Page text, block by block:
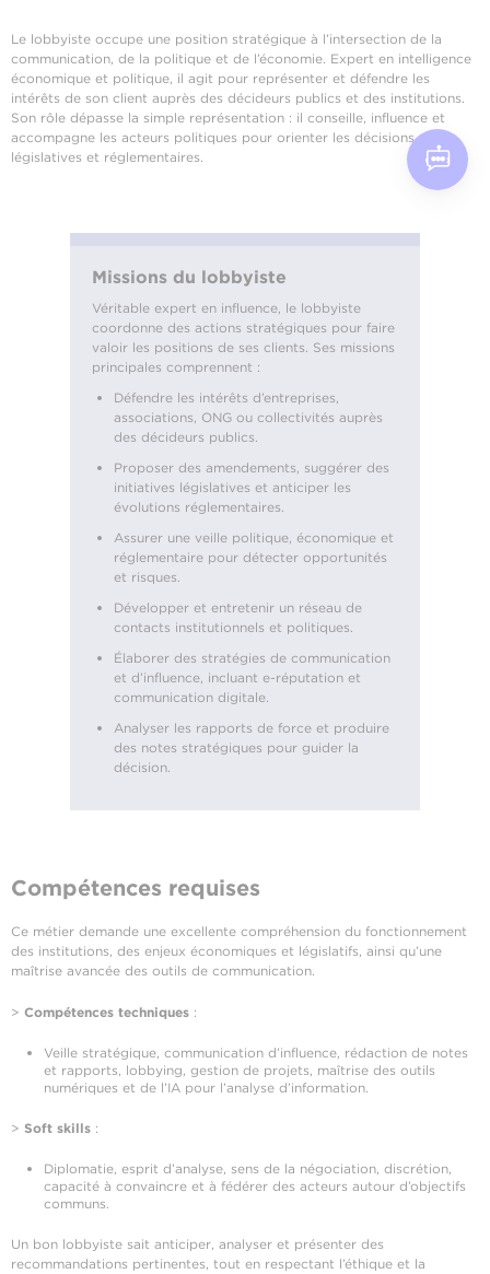
Le lobbyiste occupe une position stratégique à l’intersection de la
communication, de la politique et de l’économie. Expert en intelligence
économique et politique, il agit pour représenter et défendre les
intérêts de son client auprès des décideurs publics et des institutions.
Son rôle dépasse la simple représentation : il conseille, influence et
accompagne les acteurs politiques pour orienter les décisions
législatives et réglementaires.
Missions du lobbyiste
Véritable expert en influence, le lobbyiste
coordonne des actions stratégiques pour faire
valoir les positions de ses clients. Ses missions
principales comprennent :
Défendre les intérêts d’entreprises,
associations, ONG ou collectivités auprès
des décideurs publics.
Proposer des amendements, suggérer des
initiatives législatives et anticiper les
évolutions réglementaires.
Assurer une veille politique, économique et
réglementaire pour détecter opportunités
et risques.
Développer et entretenir un réseau de
contacts institutionnels et politiques.
Élaborer des stratégies de communication
et d’influence, incluant e-réputation et
communication digitale.
Analyser les rapports de force et produire
des notes stratégiques pour guider la
décision.
Compétences requises
Ce métier demande une excellente compréhension du fonctionnement
des institutions, des enjeux économiques et législatifs, ainsi qu’une
maîtrise avancée des outils de communication.
> Compétences techniques :
Veille stratégique, communication d’influence, rédaction de notes
et rapports, lobbying, gestion de projets, maîtrise des outils
numériques et de l’IA pour l’analyse d’information.
> Soft skills :
Diplomatie, esprit d’analyse, sens de la négociation, discrétion,
capacité à convaincre et à fédérer des acteurs autour d’objectifs
communs.
Un bon lobbyiste sait anticiper, analyser et présenter des
recommandations pertinentes, tout en respectant l’éthique et la